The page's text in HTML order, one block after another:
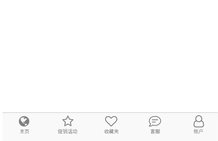
主页 促销活动 收藏夹 客服 帐户